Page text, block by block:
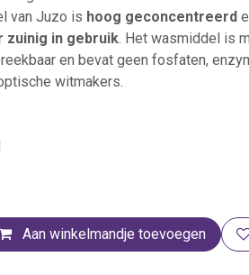
van Juzo is hoog geconcentreerd
zuinig in gebruik. Het wasmiddel is
en bevat geen fosfaten,
witmakers.
Aan winkelmandje toevoegen